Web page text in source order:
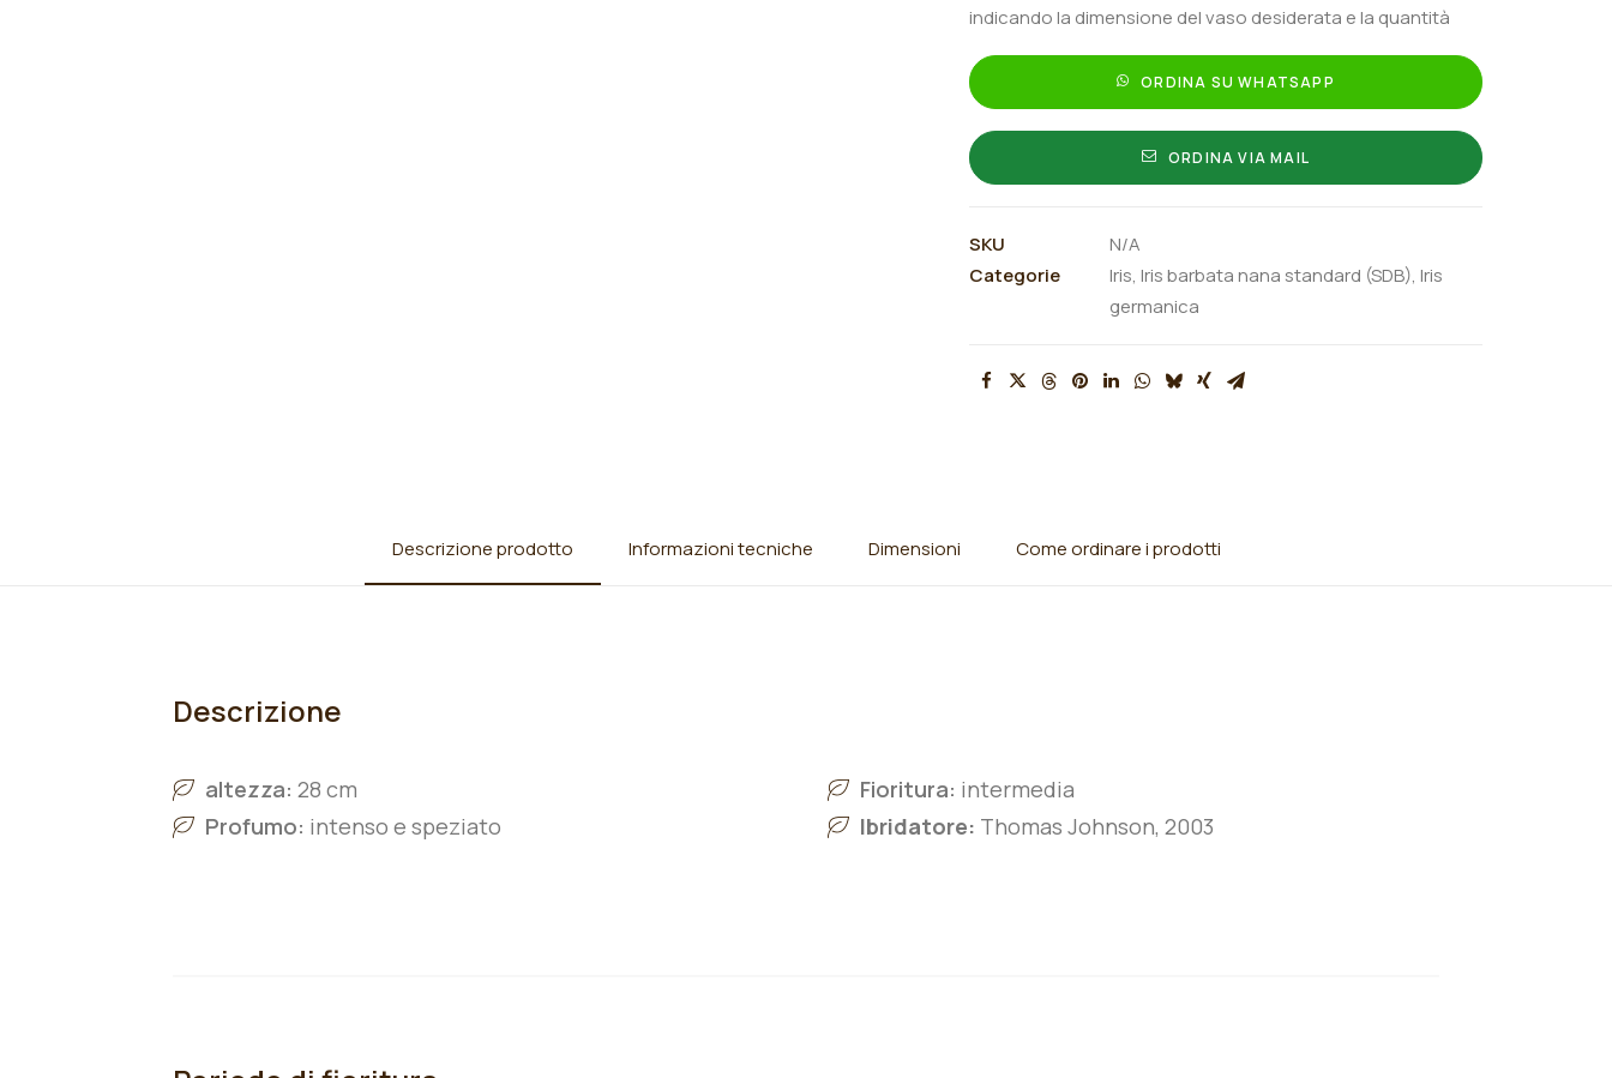
indicando la dimensione del vaso desiderata e la quantità
ORDINA SU WHATSAPP
ORDINA VIA MAIL
SKU
N/A
Categorie
Iris, Iris barbata nana standard (SDB), Iris
germanica
Descrizione prodotto Informazioni tecniche Dimensioni Come ordinare i prodotti
Descrizione
altezza: 28 cm
Profumo: intenso e speziato
Fioritura: intermedia
Ibridatore: Thomas Johnson, 2003